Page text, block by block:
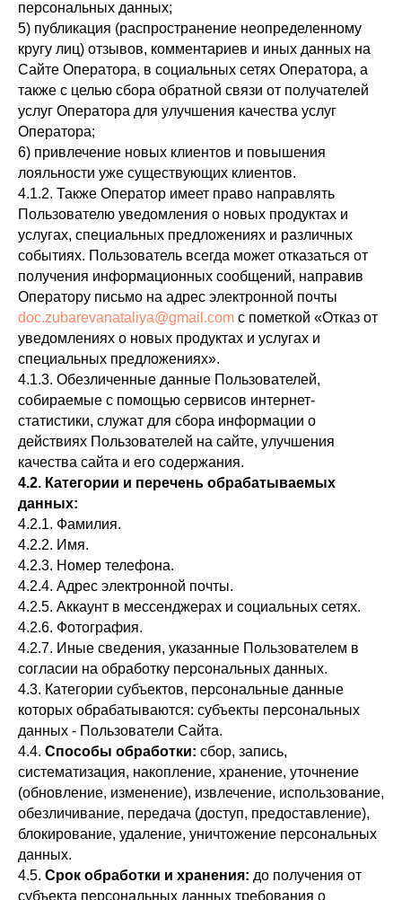
персональных данных;
5) публикация (распространение неопределенному
кругу лиц) отзывов, комментариев и иных данных на
Сайте Оператора, в социальных сетях Оператора, а
также с целью сбора обратной связи от получателей
услуг Оператора для улучшения качества услуг
Оператора;
6) привлечение новых клиентов и повышения
лояльности уже существующих клиентов.
4.1.2. Также Оператор имеет право направлять
Пользователю уведомления о новых продуктах и
услугах, специальных предложениях и различных
событиях. Пользователь всегда может отказаться от
получения информационных сообщений, направив
Оператору письмо на адрес электронной почты
doc.zubarevanataliya@gmail.com с пометкой «Отказ от
уведомлениях о новых продуктах и услугах и
специальных предложениях».
4.1.3. Обезличенные данные Пользователей,
собираемые с помощью сервисов интернет-
статистики, служат для сбора информации о
действиях Пользователей на сайте, улучшения
качества сайта и его содержания.
4.2. Категории и перечень обрабатываемых
данных:
4.2.1. Фамилия.
4.2.2. Имя.
4.2.3. Номер телефона.
4.2.4. Адрес электронной почты.
4.2.5. Аккаунт в мессенджерах и социальных сетях.
4.2.6. Фотография.
4.2.7. Иные сведения, указанные Пользователем в
согласии на обработку персональных данных.
4.3. Категории субъектов, персональные данные
которых обрабатываются: субъекты персональных
данных - Пользователи Сайта.
4.4. Способы обработки: сбор, запись,
систематизация, накопление, хранение, уточнение
(обновление, изменение), извлечение, использование,
обезличивание, передача (доступ, предоставление),
блокирование, удаление, уничтожение персональных
данных.
4.5. Срок обработки и хранения: до получения от
субъекта персональных данных требования о